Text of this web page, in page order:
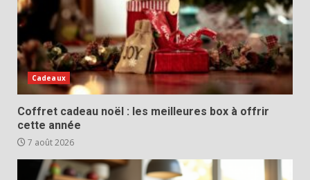
Cadeaux
Coffret cadeau noël : les meilleures box à offrir
cette année
7 août 2026